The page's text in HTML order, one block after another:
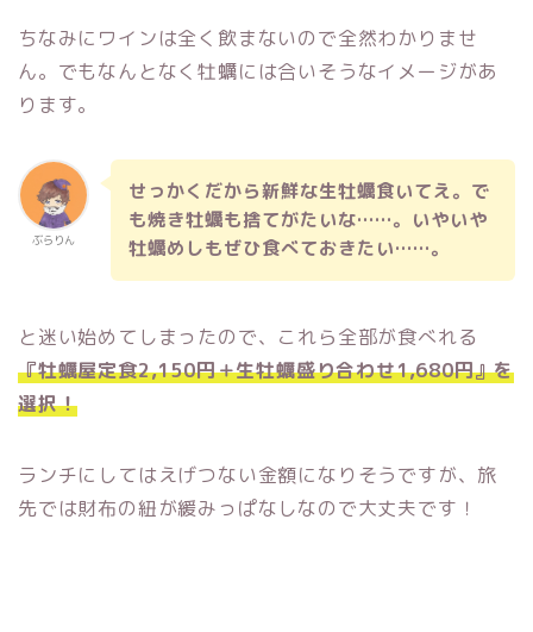
ちなみにワインは全く飲まないので全然わかりませ
ん。でもなんとなく牡蠣には合いそうなイメージがあ
ります。
ぶらりん
せっかくだから新鮮な生牡蠣食いてえ。で
も焼き牡蠣も捨てがたいな……。いやいや
牡蠣めしもぜひ食べておきたい……。
と迷い始めてしまったので、これら全部が食べれる
『牡蠣屋定食2,150円＋生牡蠣盛り合わせ1,680円』を
選択！
ランチにしてはえげつない金額になりそうですが、旅
先では財布の紐が緩みっぱなしなので大丈夫です！